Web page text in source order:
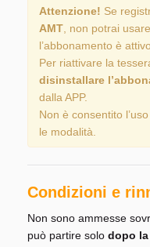
Attenzione! Se
AMT, non potrai
l’abbonamento è
Per riattivare la
disinstallare
dalla APP.
Non è consentito
le modalità.
Condizioni e
Non sono ammesse
può partire solo dopo